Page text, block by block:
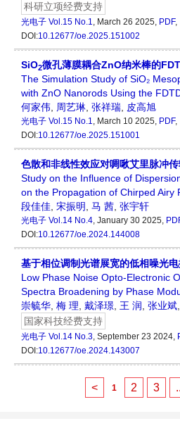
科研立项经费支持
光电子 Vol.15 No.1, March 26 2025, PDF,
DOI:10.12677/oe.2025.151002
SiO2微孔薄膜耦合ZnO纳米棒的
The Simulation Study of SiO₂
with ZnO Nanorods Using the
何家伟
周艺琳 张祥瑞 皮高旭
光电子 Vol.15 No.1, March 10 2025, PDF,
DOI:10.12677/oe.2025.151001
色散和非线性效应对啁啾艾里脉冲
Study on the Influence of
on the Propagation of Chirped Airy
段佳佳 宋振明 马 茜 张宇轩
光电子 Vol.14 No.4, January 30 2025,
DOI:10.12677/oe.2024.144008
基于相位调制光谱展宽的低相噪光
Low Phase Noise Opto-Electronic
Spectra Broadening by Phase
崇毓华 梅 理 戴泽璟 王 润 张业斌
国家科技经费支持
光电子 Vol.14 No.3, September 23 2024,
DOI:10.12677/oe.2024.143007
< 1 2 3